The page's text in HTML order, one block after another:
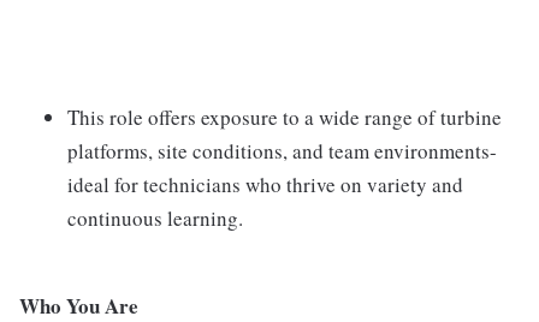
This role offers exposure to a wide range of turbine
platforms, site conditions, and team environments-
ideal for technicians who thrive on variety and
continuous learning.
Who You Are